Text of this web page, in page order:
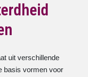
uit verschillende
basis vormen voor